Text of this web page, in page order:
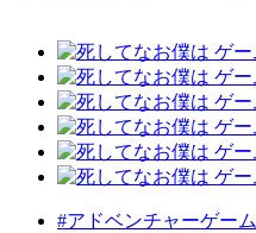
#アドベンチャーゲーム